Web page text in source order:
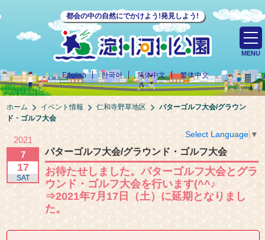
都会の中の自然にでかけよう!発見しよう!
English 한국어 简体中文 繁体中文
MENU
ホーム イベント情報 仁和寺野草地区
パターゴルフ大会/グラウン
ド・ゴルフ大会
Select Language ▼
2021
7
17
SAT
パターゴルフ大会/グラウンド・ゴルフ大会
お待たせしました。パターゴルフ大会とグラ
ウンド・ゴルフ大会を行います(^^♪
⇒2021年7月17日（土）に延期となりまし
た。